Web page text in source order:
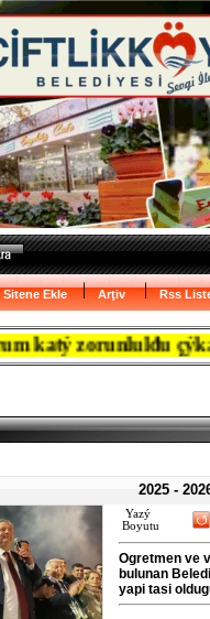
Sitene Ekle Arţiv Rss
zorunlulđu
2025 -
Yazý
Boyutu
Ogretmen ve
bulunan
yapi tasi